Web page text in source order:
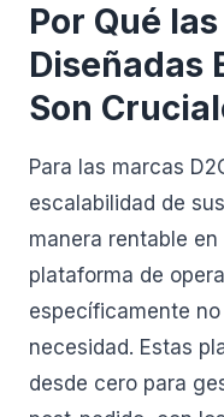
Por Qué
Diseñadas
Son
Para las marcas
escalabilidad de
manera rentable
plataforma de
específicamente
necesidad. Estas
desde cero para